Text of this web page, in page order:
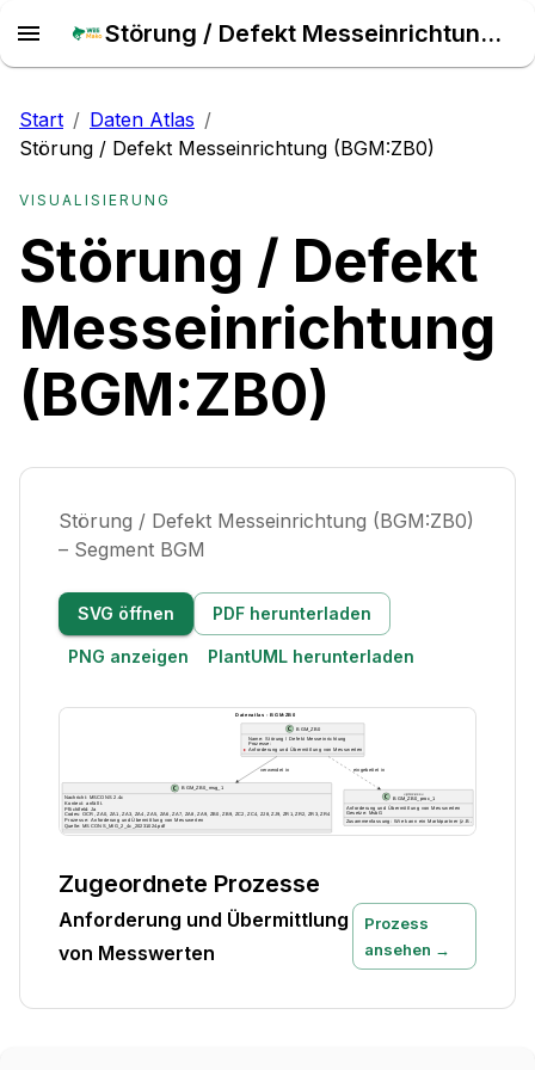
Störung / Defekt Messeinrichtung (BGM:ZB0) – Daten Atlas
Start / Daten Atlas /
Störung / Defekt Messeinrichtung (BGM:ZB0)
VISUALISIERUNG
Störung / Defekt
Messeinrichtung
(BGM:ZB0)
Störung / Defekt Messeinrichtung (BGM:ZB0)
– Segment BGM
SVG öffnen PDF herunterladen
PNG anzeigen PlantUML herunterladen
Zugeordnete Prozesse
Anforderung und Übermittlung
von Messwerten
Prozess
ansehen →